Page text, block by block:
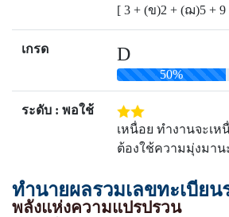
[ 3 + (ข)2 + (ฌ)5 + 9
เกรด D
50%
ระดับ : พอใช้
เหนื่อย ทำงานจะเ
ต้องใช้ความมุ่งมา
ทำนายผลรวมเลขทะเบียน
พลังแห่งความแปรปรวน